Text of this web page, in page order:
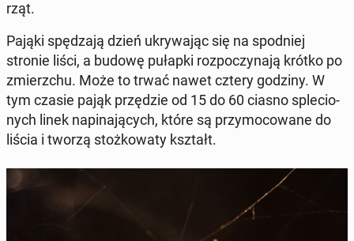
rząt.
Pająki spę­dza­ją dzień ukry­wa­jąc się na spodniej
stronie liści, a budowę pułapki roz­po­czy­na­ją krótko po
zmierz­chu. Może to trwać nawet cztery godziny. W
tym czasie pająk przę­dzie od 15 do 60 ciasno sple­cio­
nych linek na­pi­na­ją­cych, które są przy­mo­co­wa­ne do
liścia i tworzą stoż­ko­wa­ty kształt.